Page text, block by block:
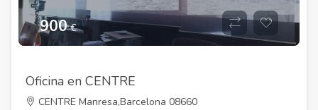
900€
Oficina en CENTRE
CENTRE Manresa,Barcelona 08660